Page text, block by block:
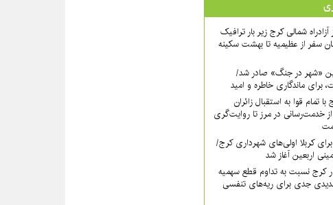
از آزادراه شمالی کرج زیر بار ترافیک
سفر از عظیمیه تا بهشت سکینه
«شهر در جنگ» صادر شد/
برای ماندگاری خاطره و امید
تمام قوا به استقبال زائران
خدمت‌رسانی در مرز تا روایت‌گری
کربلا اولی‌های شهرداری کرج/
اربعین آغاز شد
کرج نسبت به تداوم قطع سهمیه
جدی برای ریه‌های تنفسی